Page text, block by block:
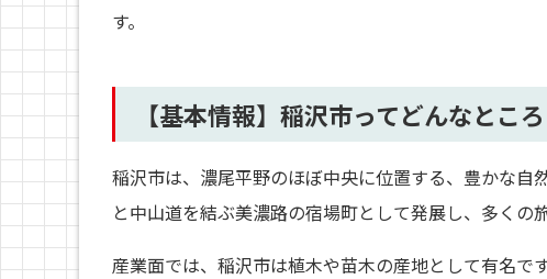
す。
【基本情報】稲沢市ってどんなとこ
稲沢市は、濃尾平野のほぼ中央に位置する、豊かな自
と中山道を結ぶ美濃路の宿場町として発展し、多くの
産業面では、稲沢市は植木や苗木の産地として有名で